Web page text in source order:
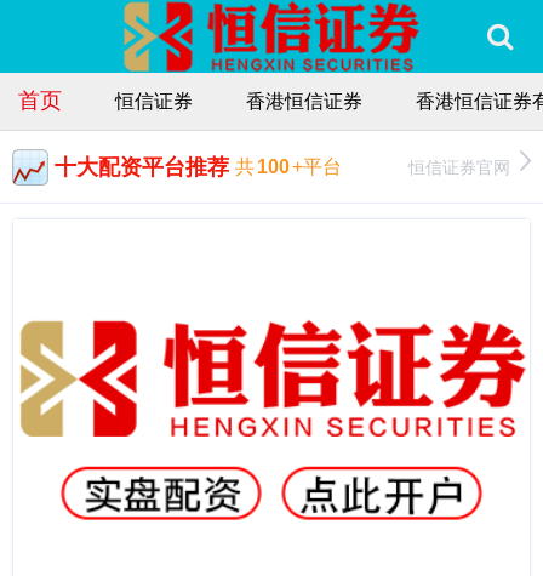
首页 恒信证券 香港恒信证券 香港恒信证券
十大配资平台推荐 共100+平台 恒信证券官网